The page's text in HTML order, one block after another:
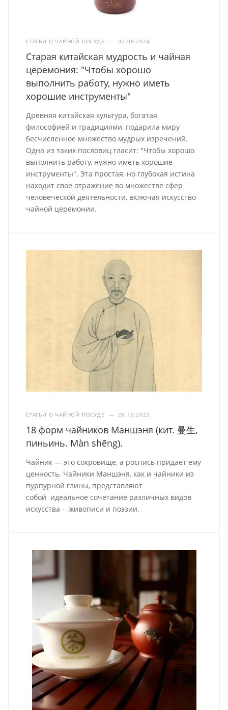
СТАТЬИ О ЧАЙНОЙ ПОСУДЕ — 02.08.2024
Старая китайская мудрость и чайная
церемония: "Чтобы хорошо
выполнить работу, нужно иметь
хорошие инструменты"
Древняя китайская культура, богатая
философией и традициями, подарила миру
бесчисленное множество мудрых изречений.
Одна из таких пословиц гласит: "Чтобы хорошо
выполнить работу, нужно иметь хорошие
инструменты". Эта простая, но глубокая истина
находит свое отражение во множестве сфер
человеческой деятельности, включая искусство
чайной церемонии.
СТАТЬИ О ЧАЙНОЙ ПОСУДЕ — 26.10.2023
18 форм чайников Маншэня (кит. 曼生,
пиньинь. Màn shēng).
Чайник — это сокровище, а роспись придает ему
ценность. Чайники Маншэня, как и чайники из
пурпурной глины, представляют
собой идеальное сочетание различных видов
искусства - живописи и поэзии.